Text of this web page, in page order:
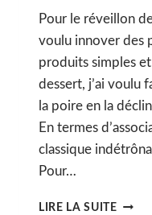
Pour le réveillon
voulu innover des
produits simples
dessert, j’ai voulu
la poire en la
En termes
classique
Pour…
LIRE LA SUITE«